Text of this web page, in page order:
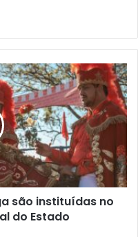
são instituídas no
do Estado